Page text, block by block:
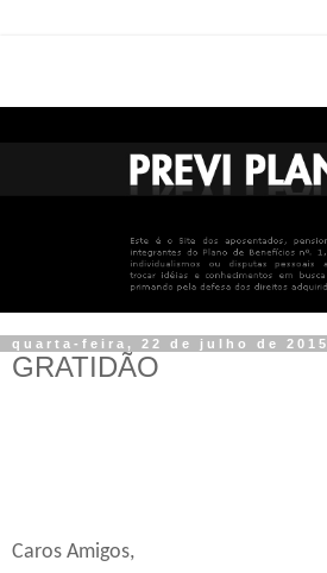
quarta-feira, 22 de julho de 2015
GRATIDÃO
Caros Amigos,